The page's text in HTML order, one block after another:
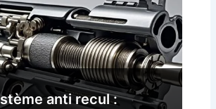
anti recul :